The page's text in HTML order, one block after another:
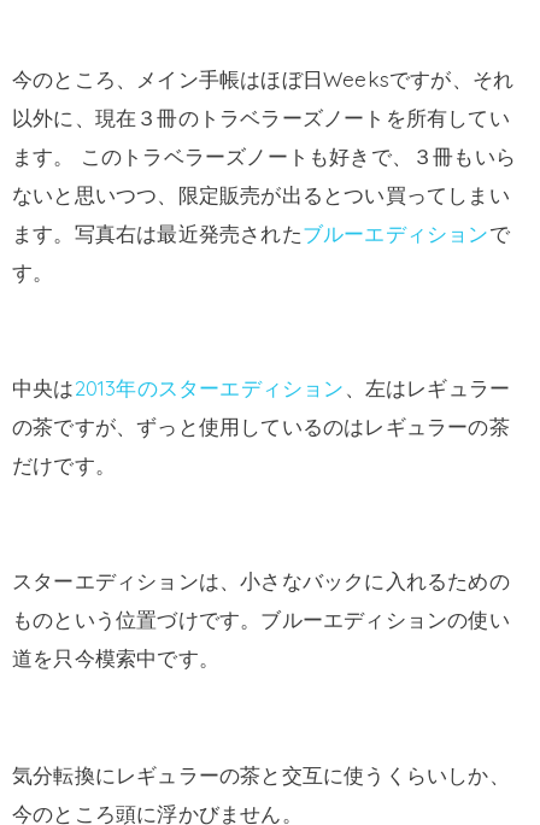
今のところ、メイン手帳はほぼ日Weeksですが、それ
以外に、現在３冊のトラベラーズノートを所有してい
ます。 このトラベラーズノートも好きで、３冊もいら
ないと思いつつ、限定販売が出るとつい買ってしまい
ます。写真右は最近発売されたブルーエディションで
す。
中央は2013年のスターエディション、左はレギュラー
の茶ですが、ずっと使用しているのはレギュラーの茶
だけです。
スターエディションは、小さなバックに入れるための
ものという位置づけです。ブルーエディションの使い
道を只今模索中です。
気分転換にレギュラーの茶と交互に使うくらいしか、
今のところ頭に浮かびません。